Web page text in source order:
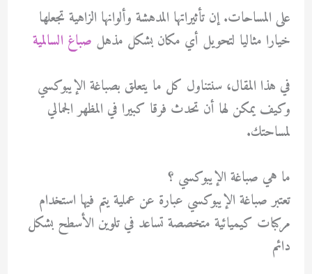
على المساحات. إن تأثيراتها المدهشة وألوانها الزاهية تجعلها
خيارا مثاليا لتحويل أي مكان بشكل مذهل صباغ السالمية
في هذا المقال، سنتناول كل ما يتعلق بصباغة الإيبوكسي
وكيف يمكن لها أن تحدث فرقا كبيرا في المظهر الجمالي
لمساحتك.
ما هي صباغة الإيبوكسي ؟
تعتبر صباغة الإيبوكسي عبارة عن عملية يتم فيها استخدام
مركبات كيميائية متخصصة تساعد في تلوين الأسطح بشكل
دائم